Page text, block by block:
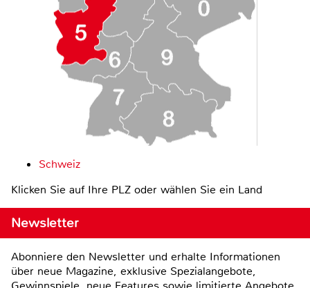
Schweiz
Klicken Sie auf Ihre PLZ oder wählen Sie ein Land
Newsletter
Abonniere den Newsletter und erhalte Informationen
über neue Magazine, exklusive Spezialangebote,